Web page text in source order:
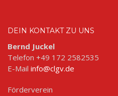
DEIN KONTAKT ZU UNS
Bernd Juckel
Telefon +49 172 2582535
E-Mail info@clgv.de
Förderverein